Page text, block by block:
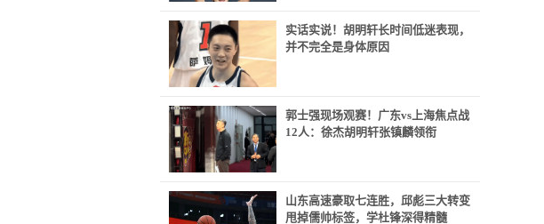
实话实说！胡明轩长时间低迷表现，
并不完全是身体原因
郭士强现场观赛！广东vs上海焦点战
12人：徐杰胡明轩张镇麟领衔
山东高速豪取七连胜，邱彪三大转变
甩掉儒帅标签，学杜锋深得精髓